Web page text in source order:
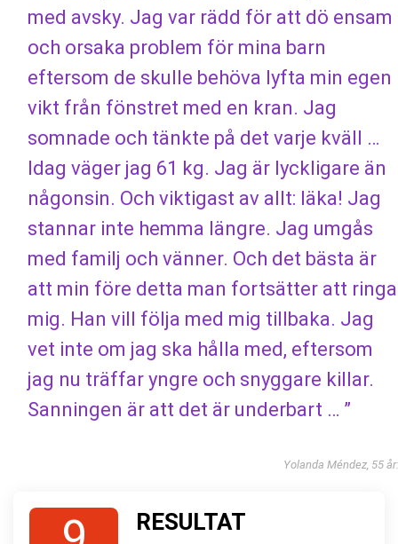
med avsky. Jag var rädd för att dö ensam
och orsaka problem för mina barn
eftersom de skulle behöva lyfta min egen
vikt från fönstret med en kran. Jag
somnade och tänkte på det varje kväll …
Idag väger jag 61 kg. Jag är lyckligare än
någonsin. Och viktigast av allt: läka! Jag
stannar inte hemma längre. Jag umgås
med familj och vänner. Och det bästa är
att min före detta man fortsätter att ringa
mig. Han vill följa med mig tillbaka. Jag
vet inte om jag ska hålla med, eftersom
jag nu träffar yngre och snyggare killar.
Sanningen är att det är underbart … ”
Yolanda Méndez, 55 år:
RESULTAT